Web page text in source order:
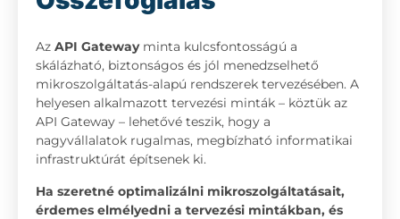
Az API Gatewayminta kulcsfontosságú a
skálázható, biztonságos és jól menedzselhető
mikroszolgáltatás-alapú rendszerek tervezésében. A
helyesen alkalmazott tervezési minták – köztük az
API Gateway – lehetővé teszik, hogy a
nagyvállalatok rugalmas, megbízható informatikai
infrastruktúrát építsenek ki.
Ha szeretné optimalizálni mikroszolgáltatásait,
érdemes elmélyedni a tervezési mintákban, és